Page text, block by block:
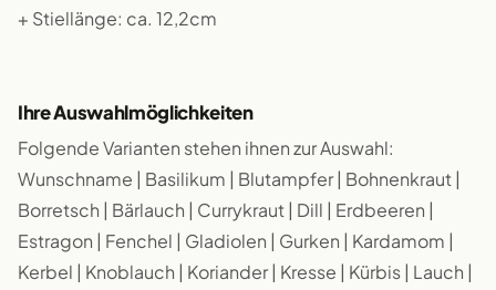
+ Stiellänge: ca. 12,2cm
Ihre Auswahlmöglichkeiten
Folgende Varianten stehen ihnen zur Auswahl:
Wunschname | Basilikum | Blutampfer | Bohnenkraut |
Borretsch | Bärlauch | Currykraut | Dill | Erdbeeren |
Estragon | Fenchel | Gladiolen | Gurken | Kardamom |
Kerbel | Knoblauch | Koriander | Kresse | Kürbis | Lauch |